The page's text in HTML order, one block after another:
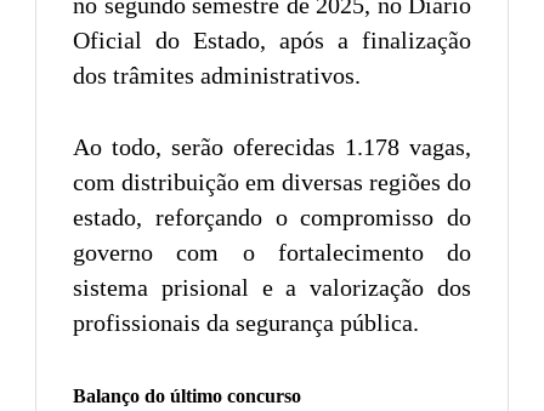
Oficial do Estado, após a finalização
dos trâmites administrativos.
Ao todo, serão oferecidas 1.178 vagas,
com distribuição em diversas regiões do
estado, reforçando o compromisso do
governo com o fortalecimento do
sistema prisional e a valorização dos
profissionais da segurança pública.
Balanço do último concurso